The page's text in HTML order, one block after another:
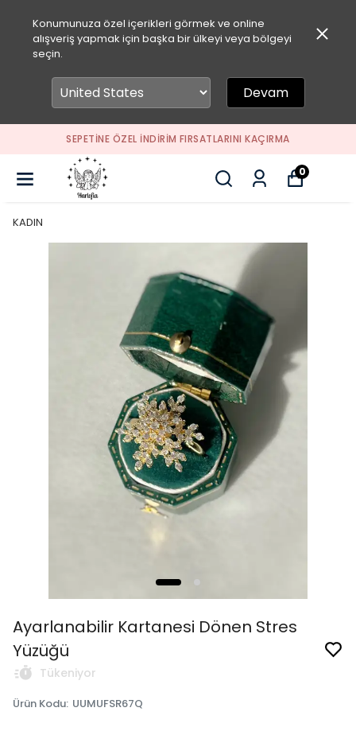
Konumunuza özel içerikleri görmek ve online
alışveriş yapmak için başka bir ülkeyi veya bölgeyi
seçin.
Devam
SEPETİNE ÖZEL İNDİRİM FIRSATLARINI KAÇIRMA
0
KADIN
Ayarlanabilir Kartanesi Dönen Stres
Yüzüğü
Tükeniyor
Ürün Kodu: UUMUFSR67Q